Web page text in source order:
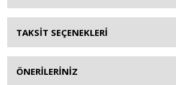
TAKSİT SEÇENEKLERİ
ÖNERİLERİNİZ